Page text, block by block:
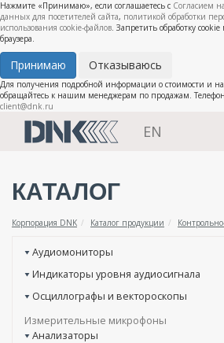
Нажмите «Принимаю», если соглашаетесь с Согласием
данных для посетителей сайта, политикой обработки
использования cookie-файлов. Запретить обработку
браузера.
Принимаю Отказываюсь
Для получения подробной информации о стоимости и
обращайтесь к нашим менеджерам по продажам.
client@dnk.ru
EN
КАТАЛОГ
Корпорация DNK Каталог продукции
Аудиомониторы
Индикаторы уровня аудиосигнала
Осциллографы и вектороскопы
Измерительные микрофоны
Анализаторы